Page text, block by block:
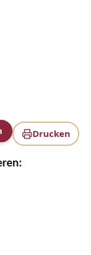
Drucken